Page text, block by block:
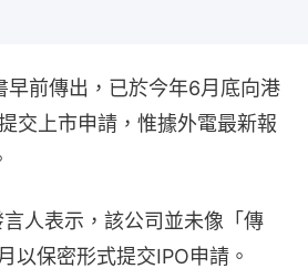
早前傳出，已於今年6月底向港
交上市申請，惟據外電最新報
人表示，該公司並未像「傳
以保密形式提交IPO申請。